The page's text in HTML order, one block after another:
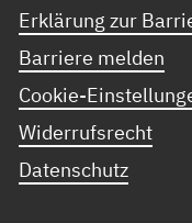
Erklärung zur
Barriere melden
Cookie-
Widerrufsrecht
Datenschutz